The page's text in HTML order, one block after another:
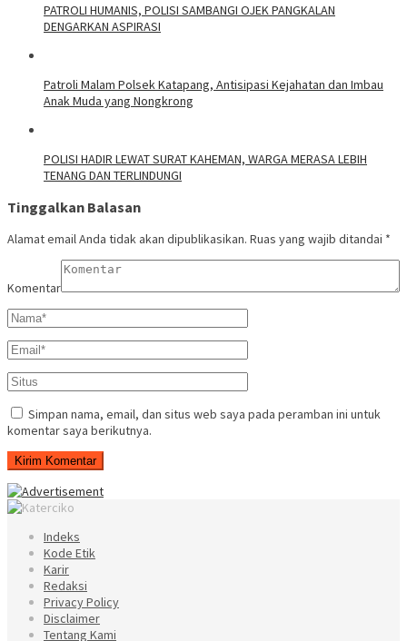
‎PATROLI HUMANIS, POLISI SAMBANGI OJEK PANGKALAN
DENGARKAN ASPIRASI
‎Patroli Malam Polsek Katapang, Antisipasi Kejahatan dan Imbau
Anak Muda yang Nongkrong
‎POLISI HADIR LEWAT SURAT KAHEMAN, WARGA MERASA LEBIH
TENANG DAN TERLINDUNGI
Tinggalkan Balasan
Alamat email Anda tidak akan dipublikasikan. Ruas yang wajib ditandai *
Komentar
Simpan nama, email, dan situs web saya pada peramban ini untuk
komentar saya berikutnya.
Indeks
Kode Etik
Karir
Redaksi
Privacy Policy
Disclaimer
Tentang Kami